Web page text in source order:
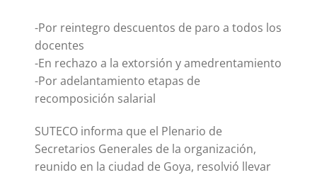
-Por reintegro descuentos de paro a todos los
docentes
-En rechazo a la extorsión y amedrentamiento
-Por adelantamiento etapas de
recomposición salarial
SUTECO informa que el Plenario de
Secretarios Generales de la organización,
reunido en la ciudad de Goya, resolvió llevar